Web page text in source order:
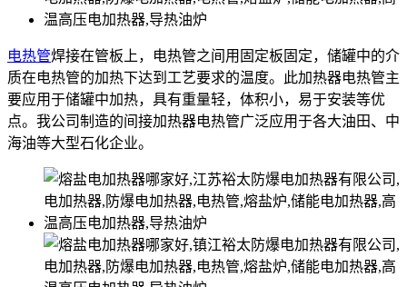
电热管焊接在管板上，电热管之间用固定板固定，储罐中的介
质在电热管的加热下达到工艺要求的温度。此加热器电热管主
要应用于储罐中加热，具有重量轻，体积小，易于安装等优
点。我公司制造的间接加热器电热管广泛应用于各大油田、中
海油等大型石化企业。